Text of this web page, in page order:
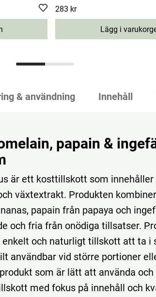
Pris :283 kr
283 kr
Lägg i
& användning Innehåll
papain &
är ett kosttillskott som innehåller
växtextrakt. Produkten
papain från papaya och
och fria från onödiga tillsatser.
och naturligt tillskott att ta i
användbar vid större portioner
som är lätt att använda och
med fokus på innehåll och